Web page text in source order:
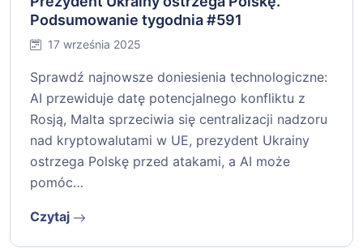
Podsumowanie tygodnia #591
17 września 2025
Sprawdź najnowsze doniesienia technologiczne:
AI przewiduje datę potencjalnego konfliktu z
Rosją, Malta sprzeciwia się centralizacji nadzoru
nad kryptowalutami w UE, prezydent Ukrainy
ostrzega Polskę przed atakami, a AI może
pomóc…
Czytaj